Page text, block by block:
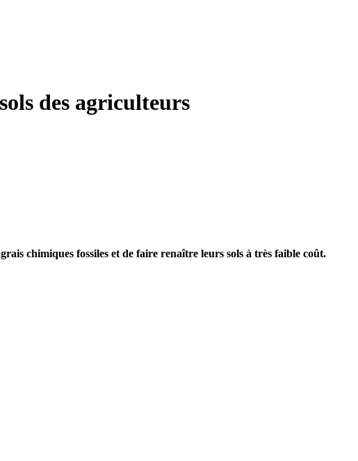
des agriculteurs
chimiques fossiles et de faire renaître leurs sols à très faible coût.